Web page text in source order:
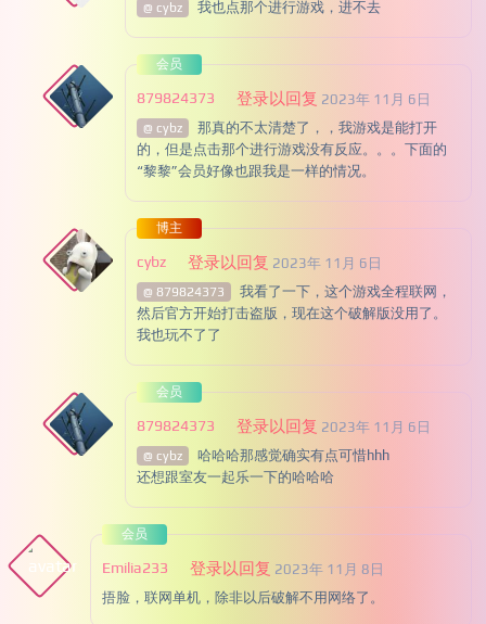
@ cybz 我也点那个进行游戏，进不去
会员
登录以回复
879824373 2023年 11月 6日
@ cybz
那真的不太清楚了，，我游戏是能打开
的，但是点击那个进行游戏没有反应。。。下面的
“黎黎”会员好像也跟我是一样的情况。
博主
登录以回复
cybz 2023年 11月 6日
@ 879824373
我看了一下，这个游戏全程联网，
然后官方开始打击盗版，现在这个破解版没用了。
我也玩不了了
会员
登录以回复
879824373 2023年 11月 6日
@ cybz
哈哈哈那感觉确实有点可惜hhh
还想跟室友一起乐一下的哈哈哈
会员
登录以回复
Emilia233
2023年 11月 8日
捂脸，联网单机，除非以后破解不用网络了。